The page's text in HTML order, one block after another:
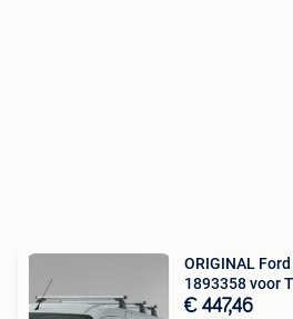
ORIGINAL
1893358 voor
€ 447,46